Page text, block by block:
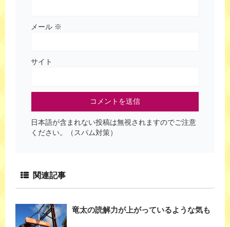
メール ※
サイト
日本語が含まれない投稿は無視されますのでご注意
ください。（スパム対策）
関連記事
竜太の読解力が上がっているような気も